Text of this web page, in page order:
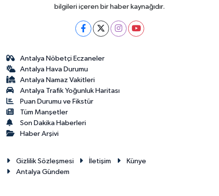
bilgileri içeren bir haber kaynağıdır.
Antalya Nöbetçi Eczaneler
Antalya Hava Durumu
Antalya Namaz Vakitleri
Antalya Trafik Yoğunluk Haritası
Puan Durumu ve Fikstür
Tüm Manşetler
Son Dakika Haberleri
Haber Arşivi
Gizlilik Sözleşmesi İletişim
Künye
Antalya Gündem